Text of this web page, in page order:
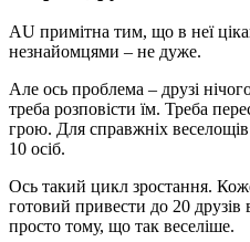
AU примітна тим, що в неї
незнайомцями – не дуже.
Але ось проблема – друзі
треба розповісти їм. Треба
грою. Для справжніх
10 осіб.
Ось такий цикл зростання.
готовий привести до 20
просто тому, що так веселіше.